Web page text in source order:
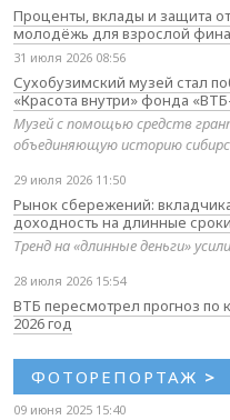
Проценты, вклады и защита
молодёжь для взрослой
31 июля 2026 08:56
Сухобузимский музей стал
«Красота внутри» фонда
Музей с помощью средств
объединяющую историю
29 июля 2026 11:50
Рынок сбережений:
доходность на длинные
Тренд на «длинные деньги»
28 июля 2026 15:54
ВТБ пересмотрел прогноз по
2026 год
ФОТОРЕПОРТАЖ >
09 июня 2025 15:40